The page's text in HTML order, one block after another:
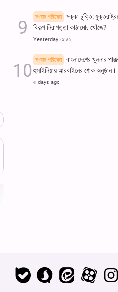
সংবাদ পরিষেবা
মক্কা চুক্তি:
বিকল্প নিরাপত্তা কাঠামোর খোঁজে?
Yesterday ১১:৫২
সংবাদ পরিষেবা
বাংলাদেশের খুলনার
হুসাইনিয়ায় আরবাইনের শোক অনুষ্ঠান।
৩ days ago